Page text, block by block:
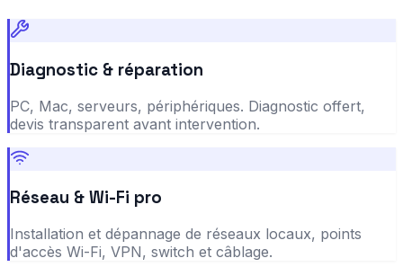
Diagnostic & réparation
PC, Mac, serveurs, périphériques. Diagnostic offert,
devis transparent avant intervention.
Réseau & Wi-Fi pro
Installation et dépannage de réseaux locaux, points
d'accès Wi-Fi, VPN, switch et câblage.